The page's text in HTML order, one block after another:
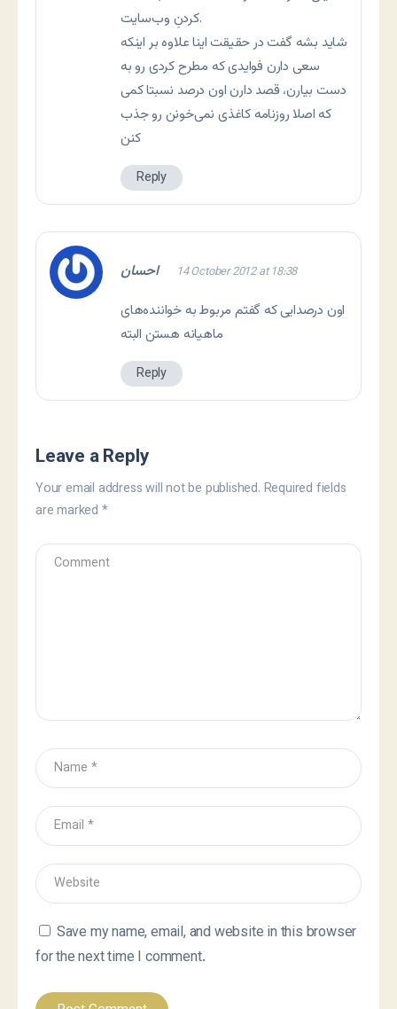
کردنِ وب‌سایت.
شاید بشه گفت در حقیقت اینا علاوه بر اینکه
سعی دارن فوایدی که مطرح کردی رو به
دست بیارن، قصد دارن اون درصد نسبتا کمی
که اصلا روزنامه کاغذی نمی‌خونن رو جذب
کنن
Reply
احسان 14 October 2012 at 18:38
اون درصدایی که گفتم مربوط به خواننده‌های
ماهیانه هستن البته
Reply
Leave a Reply
Your email address will not be published. Required fields
are marked *
Save my name, email, and website in this browser
for the next time I comment.